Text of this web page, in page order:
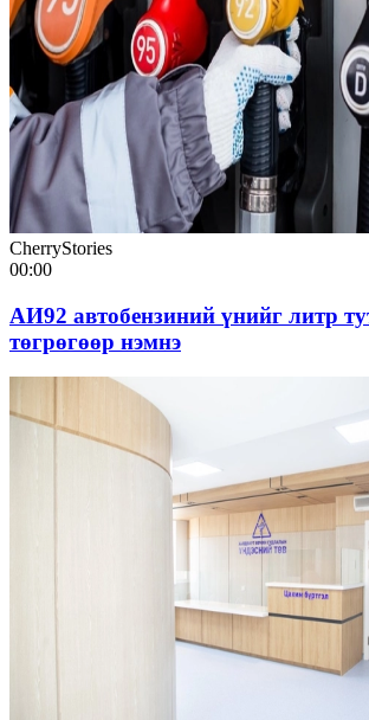
CherryStories
00:00
АИ92 автобензиний үнийг литр
төгрөгөөр нэмнэ